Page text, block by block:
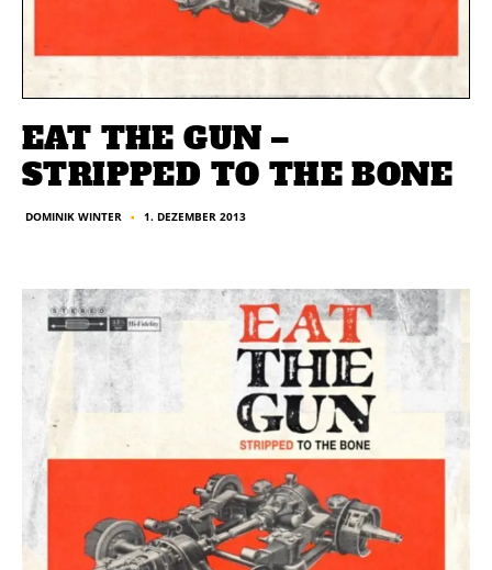
EAT THE GUN –
STRIPPED TO THE BONE
DOMINIK WINTER ■ 1. DEZEMBER 2013